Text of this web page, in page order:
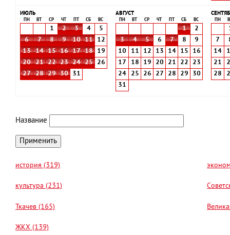
ИЮЛЬ
ПН ВТ СР ЧТ СБ ВС
1 2 3 4
5
6
7 8 9 10 11
12
13
14 15 16 17 18
19
20
21 22 23 24 25
26
27
28 29 30 31
АВГУСТ
ПН ВТ СР ЧТ СБ ВС
1
2
3
4 5 6 7 8
9
10
11 12 13 14 15
16
17
18 19 20 21 22
23
24
25 26 27 28 29
30
31
ПН
7
14
21
28
Название
история (319)
культура (231)
Ткачев (165)
ЖКХ (139)